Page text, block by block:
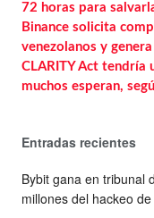
72 horas para
Binance solicita
venezolanos y
CLARITY Act tendría
muchos esperan,
Entradas recientes
Bybit gana en tribunal
millones del hackeo